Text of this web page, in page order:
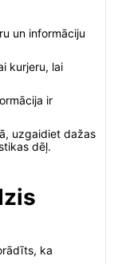
un informāciju
kurjeru, lai
ir
uzgaidiet dažas
dēļ.
ka